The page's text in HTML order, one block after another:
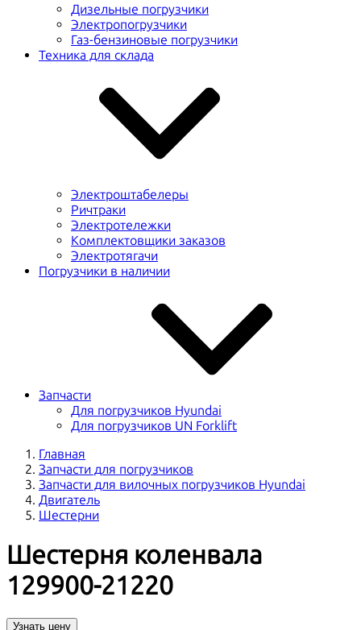
Дизельные погрузчики
Электропогрузчики
Газ-бензиновые погрузчики
Техника для склада
Электроштабелеры
Ричтраки
Электротележки
Комплектовщики заказов
Электротягачи
Погрузчики в наличии
Запчасти
Для погрузчиков Hyundai
Для погрузчиков UN Forklift
Главная
Запчасти для погрузчиков
Запчасти для вилочных погрузчиков Hyundai
Двигатель
Шестерни
Шестерня коленвала
129900-21220
Узнать цену